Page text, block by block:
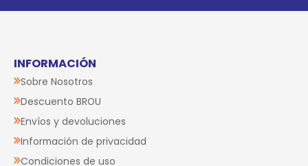
INFORMACIÓN
Sobre Nosotros
Descuento BROU
Envíos y devoluciones
Información de privacidad
Condiciones de uso